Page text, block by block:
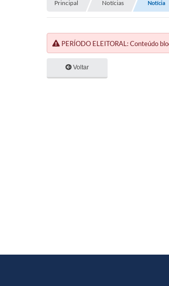
Principal Notícias Notícia
PERÍODO ELEITORAL: Conteúdo
Voltar